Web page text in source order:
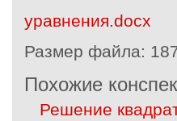
уравнения.docx
Размер файла:
Похожие
Решение